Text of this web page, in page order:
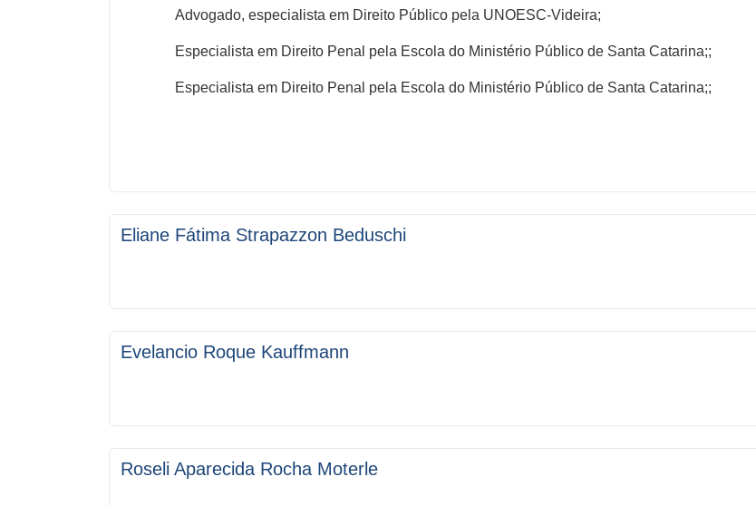
Advogado, especialista em Direito Público pela UNOESC-Videira;
Especialista em Direito Penal pela Escola do Ministério Público de Santa Catarina;;
Especialista em Direito Penal pela Escola do Ministério Público de Santa Catarina;;
Eliane Fátima Strapazzon Beduschi
Evelancio Roque Kauffmann
Roseli Aparecida Rocha Moterle